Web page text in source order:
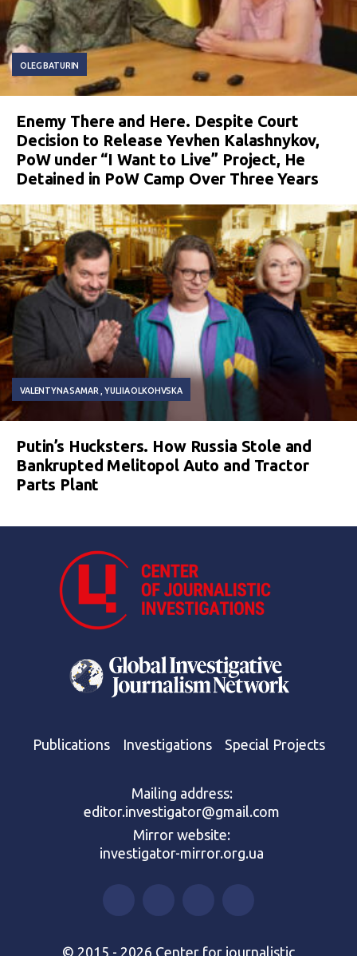
OLEG BATURIN
Enemy There and Here. Despite Court
Decision to Release Yevhen Kalashnykov,
PoW under “I Want to Live” Project, He
Detained in PoW Camp Over Three Years
VALENTYNA SAMAR YULIIA OLKOHVSKA
Putin’s Hucksters. How Russia Stole and
Bankrupted Melitopol Auto and Tractor
Parts Plant
Publications Investigations Special Projects
Mailing address:
editor.investigator@gmail.com
Mirror website:
investigator-mirror.org.ua
© 2015 - 2026 Center for journalistic